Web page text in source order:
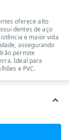
oferece alto
dentes de aço
e maior vida
assegurando
permite
Ideal para
e PVC.